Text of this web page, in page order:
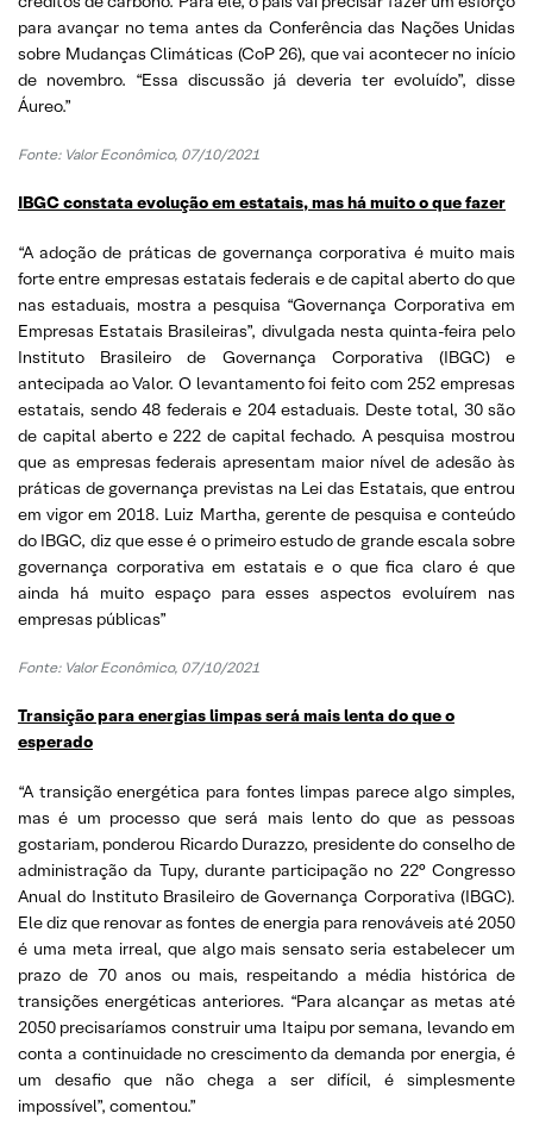
para avançar no tema antes da Conferência das Nações Unidas
sobre Mudanças Climáticas (CoP 26), que vai acontecer no início
de novembro. “Essa discussão já deveria ter evoluído”, disse
Áureo.”
Fonte: Valor Econômico, 07/10/2021
IBGC constata evolução em estatais, mas há muito o que fazer
“A adoção de práticas de governança corporativa é muito mais
forte entre empresas estatais federais e de capital aberto do que
nas estaduais, mostra a pesquisa “Governança Corporativa em
Empresas Estatais Brasileiras”, divulgada nesta quinta-feira pelo
Instituto Brasileiro de Governança Corporativa (IBGC) e
antecipada ao Valor. O levantamento foi feito com 252 empresas
estatais, sendo 48 federais e 204 estaduais. Deste total, 30 são
de capital aberto e 222 de capital fechado. A pesquisa mostrou
que as empresas federais apresentam maior nível de adesão às
práticas de governança previstas na Lei das Estatais, que entrou
em vigor em 2018. Luiz Martha, gerente de pesquisa e conteúdo
do IBGC, diz que esse é o primeiro estudo de grande escala sobre
governança corporativa em estatais e o que fica claro é que
ainda há muito espaço para esses aspectos evoluírem nas
empresas públicas”
Fonte: Valor Econômico, 07/10/2021
Transição para energias limpas será mais lenta do que o
esperado
“A transição energética para fontes limpas parece algo simples,
mas é um processo que será mais lento do que as pessoas
gostariam, ponderou Ricardo Durazzo, presidente do conselho de
administração da Tupy, durante participação no 22° Congresso
Anual do Instituto Brasileiro de Governança Corporativa (IBGC).
Ele diz que renovar as fontes de energia para renováveis até 2050
é uma meta irreal, que algo mais sensato seria estabelecer um
prazo de 70 anos ou mais, respeitando a média histórica de
transições energéticas anteriores. “Para alcançar as metas até
2050 precisaríamos construir uma Itaipu por semana, levando em
conta a continuidade no crescimento da demanda por energia, é
um desafio que não chega a ser difícil, é simplesmente
impossível”, comentou.”